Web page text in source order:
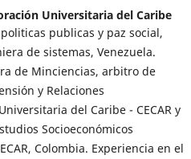
Universitaria del Caribe
publicas y paz social,
de sistemas, Venezuela.
de Minciencias, arbitro de
y Relaciones
del Caribe - CECAR y
Socioeconómicos
Colombia. Experiencia en el